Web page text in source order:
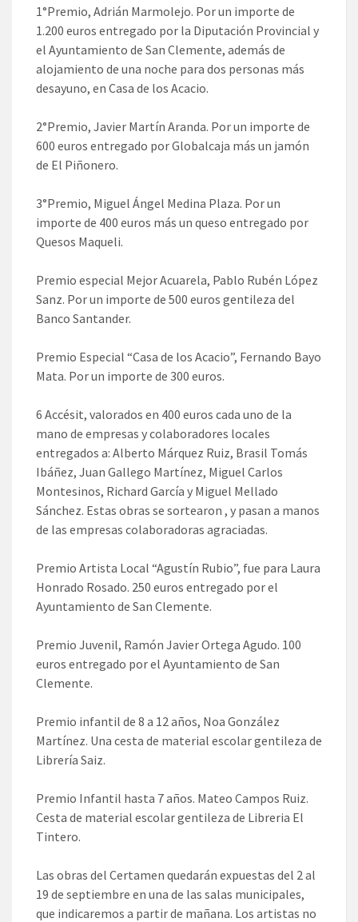
1°Premio, Adrián Marmolejo. Por un importe de
1.200 euros entregado por la Diputación Provincial y
el Ayuntamiento de San Clemente, además de
alojamiento de una noche para dos personas más
desayuno, en Casa de los Acacio.
2°Premio, Javier Martín Aranda. Por un importe de
600 euros entregado por Globalcaja más un jamón
de El Piñonero.
3°Premio, Miguel Ángel Medina Plaza. Por un
importe de 400 euros más un queso entregado por
Quesos Maqueli.
Premio especial Mejor Acuarela, Pablo Rubén López
Sanz. Por un importe de 500 euros gentileza del
Banco Santander.
Premio Especial “Casa de los Acacio”, Fernando Bayo
Mata. Por un importe de 300 euros.
6 Accésit, valorados en 400 euros cada uno de la
mano de empresas y colaboradores locales
entregados a: Alberto Márquez Ruiz, Brasil Tomás
Ibáñez, Juan Gallego Martínez, Miguel Carlos
Montesinos, Richard García y Miguel Mellado
Sánchez. Estas obras se sortearon , y pasan a manos
de las empresas colaboradoras agraciadas.
Premio Artista Local “Agustín Rubio”, fue para Laura
Honrado Rosado. 250 euros entregado por el
Ayuntamiento de San Clemente.
Premio Juvenil, Ramón Javier Ortega Agudo. 100
euros entregado por el Ayuntamiento de San
Clemente.
Premio infantil de 8 a 12 años, Noa González
Martínez. Una cesta de material escolar gentileza de
Librería Saiz.
Premio Infantil hasta 7 años. Mateo Campos Ruiz.
Cesta de material escolar gentileza de Libreria El
Tintero.
Las obras del Certamen quedarán expuestas del 2 al
19 de septiembre en una de las salas municipales,
que indicaremos a partir de mañana. Los artistas no